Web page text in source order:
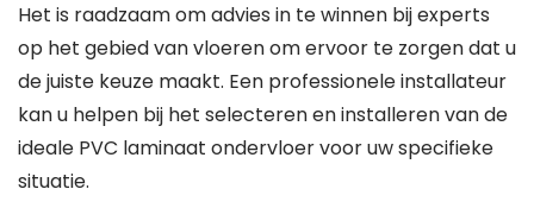
Het is raadzaam om advies in te winnen bij experts
op het gebied van vloeren om ervoor te zorgen dat u
de juiste keuze maakt. Een professionele installateur
kan u helpen bij het selecteren en installeren van de
ideale PVC laminaat ondervloer voor uw specifieke
situatie.